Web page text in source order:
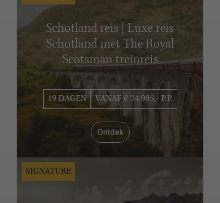
Januari Februari Maart April
September Oktober
November
6 - 10 dagen 11 - 15 dagen
16 - 20 dagen
21 - 25 dagen
26 - 30 dagen
Schotland reis | Luxe reis
Schotland met The Royal
Scotsman treinreis
19 DAGEN VANAF € 24.985,- P.P.
Ontdek
SIGNATURE